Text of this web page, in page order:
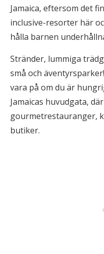
Jamaica, eftersom det
inclusive-resorter här
hålla barnen
Stränder, lummiga
små och
vara på om du är
Jamaicas huvudgata,
gourmetrestauranger,
butiker.